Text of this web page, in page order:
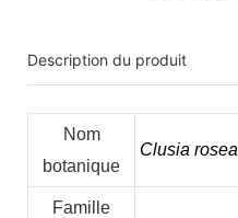
Description du produit
Nom
botanique
Clusia rosea
Famille